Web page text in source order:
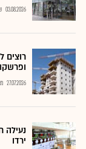
03.08.2026
רוצים
27.07.2026
נעילה
ירדו